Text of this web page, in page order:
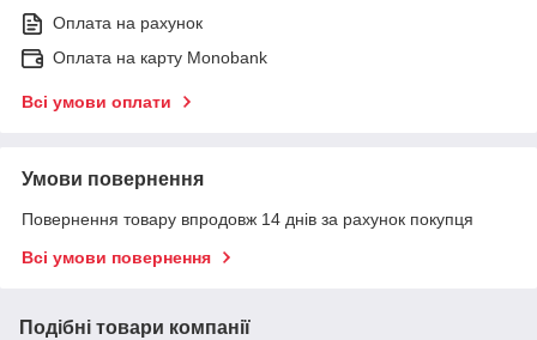
Оплата на рахунок
Оплата на карту Monobank
Всі умови оплати
Умови повернення
Повернення товару впродовж 14 днів за рахунок покупця
Всі умови повернення
Подібні товари компанії